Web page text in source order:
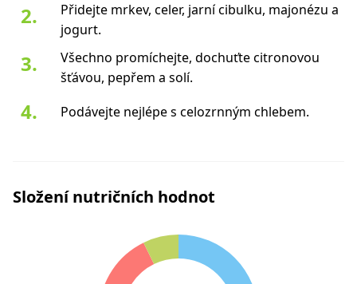
Přidejte mrkev, celer, jarní cibulku, majonézu a
jogurt.
Všechno promíchejte, dochuťte citronovou
šťávou, pepřem a solí.
Podávejte nejlépe s celozrnným chlebem.
Složení nutričních hodnot